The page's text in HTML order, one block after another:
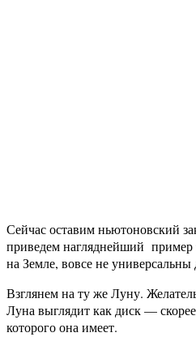
Сейчас оставим ньютоновский
приведем нагляднейший пример
на Земле, вовсе не
Взглянем на ту же Луну.
Луна выглядит как диск —
которого она имеет.